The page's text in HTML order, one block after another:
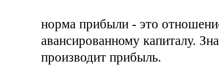
норма прибыли - это
авансированному капиталу.
производит прибыль.